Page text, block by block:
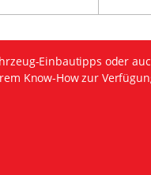
Einbautipps oder
Know-How zur